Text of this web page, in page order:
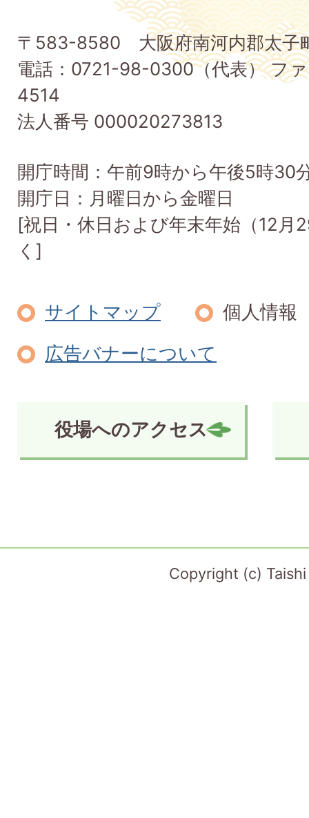
町
Taishi
Town
〒583-8580 大阪府南河内郡太子
電話：0721-98-0300（代表） フ
4514
法人番号 000020273813
開庁時間：午前9時から午後5時30
開庁日：月曜日から金曜日
[祝日・休日および年末年始（12月
く]
サイトマップ
個人情報
広告バナーについて
役場へのアクセス
Copyright (c)